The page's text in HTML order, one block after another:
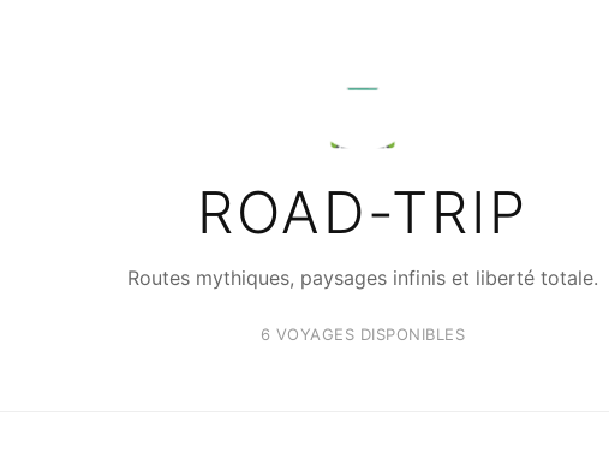
🛣️
ROAD-TRIP
Routes mythiques, paysages infinis et liberté totale.
6 VOYAGES DISPONIBLES